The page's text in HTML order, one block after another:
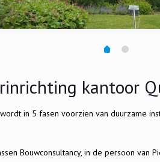
kantoor
in 5 fasen voorzien van duurzame
Bouwconsultancy, in de persoon